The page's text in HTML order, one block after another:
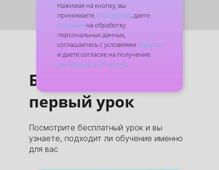
Бесплатный
первый урок
Посмотрите бесплатный урок и вы
узнаете, подходит ли обучение именно
для вас
Нажимая на кнопку, вы
принимаете Положение, даете
Согласие на обработку
персональных данных,
соглашаетесь с условиями Оферты
и даете согласие на получение
рекламных сообщений.